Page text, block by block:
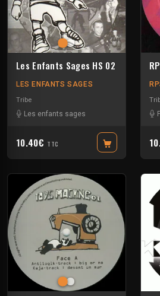
Les Enfants Sages HS 02
LES ENFANTS SAGES
Tribe
Les enfants sages
10.40€ TTC